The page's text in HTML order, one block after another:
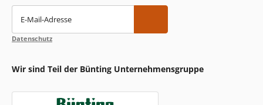
E-Mail-Adresse
Datenschutz
Wir sind Teil der Bünting Unternehmensgruppe